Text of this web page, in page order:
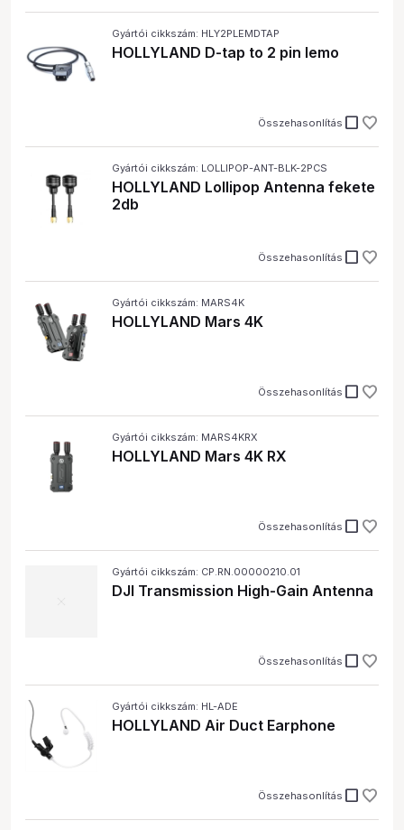
Gyártói cikkszám: HLY2PLEMDTAP
HOLLYLAND D-tap to 2 pin lemo
Összehasonlítás check_box_outline_blank
Gyártói cikkszám: LOLLIPOP-ANT-BLK-2PCS
HOLLYLAND Lollipop Antenna fekete
2db
Összehasonlítás check_box_outline_blank
Gyártói cikkszám: MARS4K
HOLLYLAND Mars 4K
Összehasonlítás check_box_outline_blank
Gyártói cikkszám: MARS4KRX
HOLLYLAND Mars 4K RX
Összehasonlítás check_box_outline_blank
Gyártói cikkszám: CP.RN.00000210.01
DJI Transmission High-Gain Antenna
Összehasonlítás check_box_outline_blank
Gyártói cikkszám: HL-ADE
HOLLYLAND Air Duct Earphone
Összehasonlítás check_box_outline_blank